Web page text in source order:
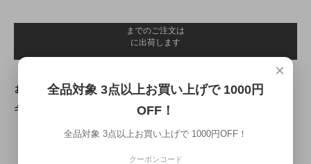
お届け予定日の確認はこちらをクリック
ギフトラッピングの詳細はこちら
一緒に購入されている商品
×
全品対象 3点以上お買い上げで 1000円
OFF！
全品対象 3点以上お買い上げで 1000円OFF！
クーポンコード